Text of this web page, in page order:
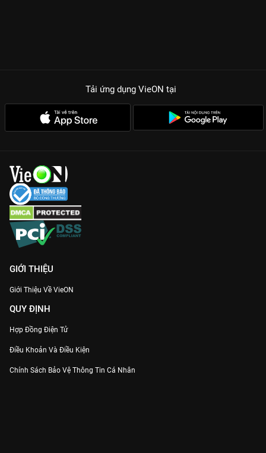
Tải ứng dụng VieON tại
GIỚI THIỆU
Giới Thiệu Về VieON
QUY ĐỊNH
Hợp Đồng Điện Tử
Điều Khoản Và Điều Kiện
Chính Sách Bảo Vệ Thông Tin Cá Nhân